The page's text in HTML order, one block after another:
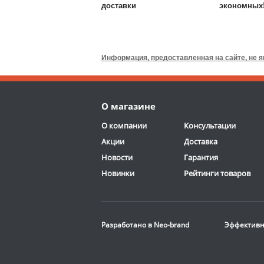
дня
ОТЗЫВОВ: 13
DFCING72G
доставки
экономных!
Информация, предоставленная на сайте, не
О магазине
О компании
Акции
Новости
Новинки
Консультации
Доставка
Гарантия
Рейтинги товаров
Разработано в Neo-brand